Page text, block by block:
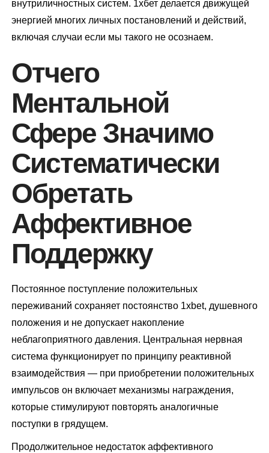
внутриличностных систем. 1хбет делается движущей
энергией многих личных постановлений и действий,
включая случаи если мы такого не осознаем.
Отчего
Ментальной
Сфере Значимо
Систематически
Обретать
Аффективное
Поддержку
Постоянное поступление положительных
переживаний сохраняет постоянство 1xbet, душевного
положения и не допускает накопление
неблагоприятного давления. Центральная нервная
система функционирует по принципу реактивной
взаимодействия — при приобретении положительных
импульсов он включает механизмы награждения,
которые стимулируют повторять аналогичные
поступки в грядущем.
Продолжительное недостаток аффективного